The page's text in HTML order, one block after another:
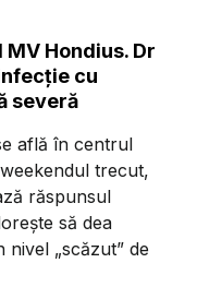
Hondius. Dr
cu
severă
află în centrul
trecut,
răspunsul
să dea
„scăzut” de